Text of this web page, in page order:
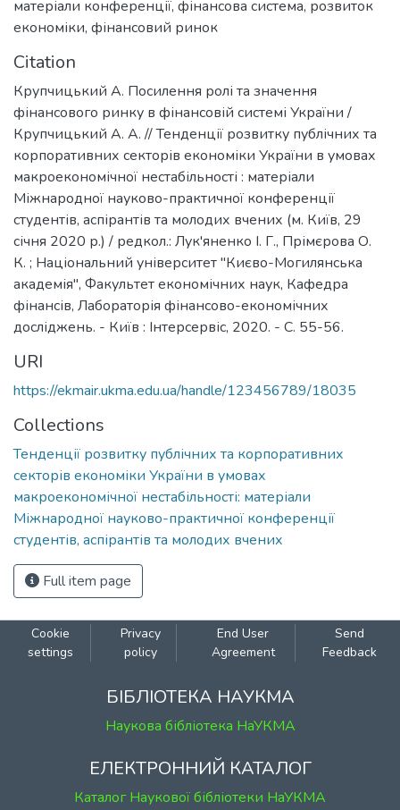
матеріали конференції, фінансова система, розвиток
економіки, фінансовий ринок
Citation
Крупчицький А. Посилення ролі та значення
фінансового ринку в фінансовій системі України /
Крупчицький А. А. // Тенденції розвитку публічних та
корпоративних секторів економіки України в умовах
макроекономічної нестабільності : матеріали
Міжнародної науково-практичної конференції
студентів, аспірантів та молодих вчених (м. Київ, 29
січня 2020 р.) / редкол.: Лук'яненко І. Г., Прімєрова О.
К. ; Національний університет "Києво-Могилянська
академія", Факультет економічних наук, Кафедра
фінансів, Лабораторія фінансово-економічних
досліджень. - Київ : Інтерсервіс, 2020. - С. 55-56.
URI
https://ekmair.ukma.edu.ua/handle/123456789/18035
Collections
Тенденції розвитку публічних та корпоративних
секторів економіки України в умовах
макроекономічної нестабільності: матеріали
Міжнародної науково-практичної конференції
студентів, аспірантів та молодих вчених
Full item page
Cookie
settings
Privacy
policy
End User
Agreement
Send
Feedback
БІБЛІОТЕКА НАУКМА
Наукова бібліотека НаУКМА
ЕЛЕКТРОННИЙ КАТАЛОГ
Каталог Наукової бібліотеки НаУКМА